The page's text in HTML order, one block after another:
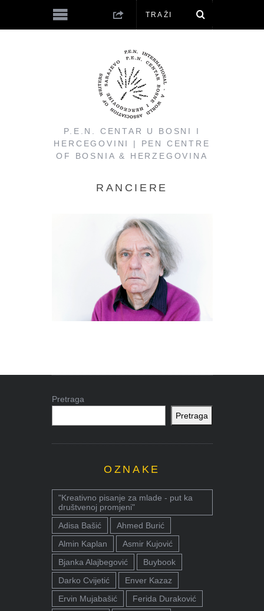
P.E.N. CENTAR U BOSNI I
HERCEGOVINI | PEN CENTRE
OF BOSNIA & HERZEGOVINA
RANCIERE
Pretraga
Pretraga
OZNAKE
"Kreativno pisanje za mlade - put ka
društvenoj promjeni"
Adisa Bašić
Ahmed Burić
Almin Kaplan
Asmir Kujović
Bjanka Alajbegović
Buybook
Darko Cvijetić
Enver Kazaz
Ervin Mujabašić
Ferida Duraković